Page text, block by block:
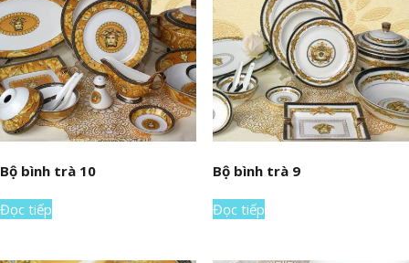
Bộ bình trà 10
Đọc tiếp
Bộ bình trà 9
Đọc tiếp